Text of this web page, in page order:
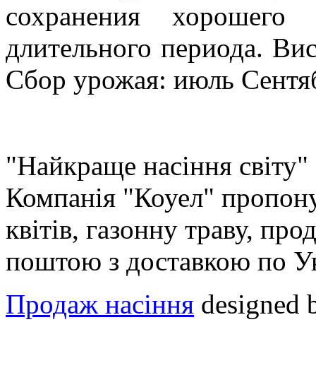
сохранения
длительного периода.
Сбор урожая: июль
"Найкраще насіння
Компанія "Коуел"
квітів, газонну траву,
поштою з доставкою по
Продаж насіння designed